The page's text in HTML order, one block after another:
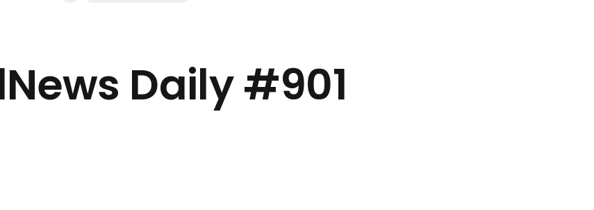
Daily #901